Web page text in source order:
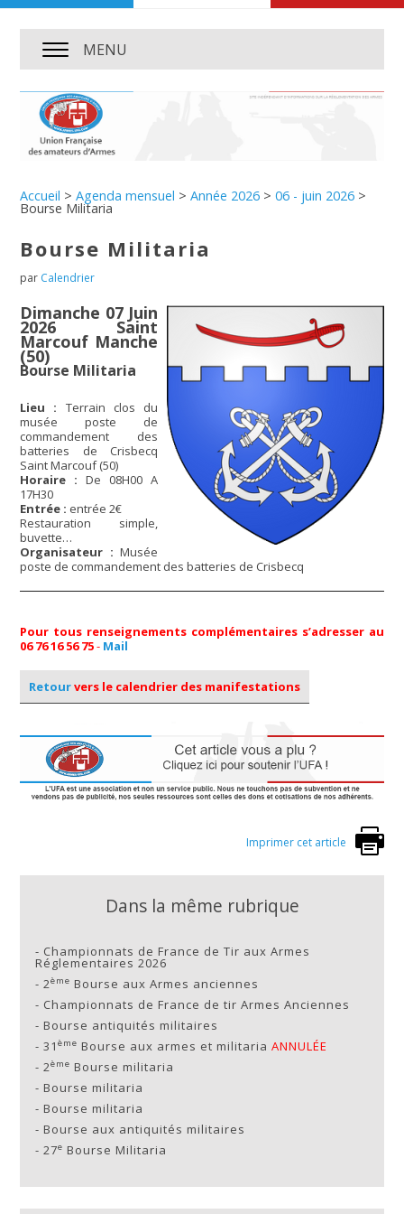
MENU
Accueil >Agenda mensuel >Année 2026 >06 - juin 2026 >
Bourse Militaria
Bourse Militaria
par Calendrier
Dimanche 07 Juin
2026 Saint
Marcouf Manche
(50)
Bourse Militaria
Lieu : Terrain clos du
musée poste de
commandement des
batteries de Crisbecq
Saint Marcouf (50)
Horaire : De 08H00 A
17H30
Entrée : entrée 2€
Restauration simple,
buvette…
Organisateur : Musée
poste de commandement des batteries de Crisbecq
Pour tous renseignements complémentaires s’adresser au
06 76 16 56 75- Mail
Retourvers le calendrier des manifestations
Imprimer cet article
Dans la même rubrique
- Championnats de France de Tir aux Armes
Réglementaires 2026
-2ème Bourse aux Armes anciennes
- Championnats de France de tir Armes Anciennes
-Bourse antiquités militaires
-31ème Bourse aux armes et militariaANNULÉE
-2ème Bourse militaria
-Bourse militaria
-Bourse militaria
-Bourse aux antiquités militaires
-27e Bourse Militaria